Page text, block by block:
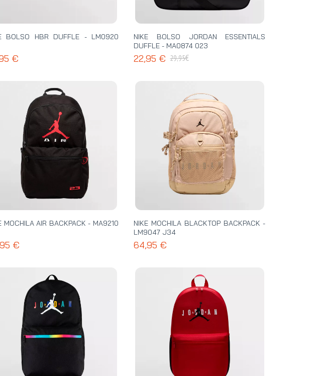
BOLSO HBR DUFFLE - LM0920
€
NIKE BOLSO JORDAN ESSENTIALS
DUFFLE - MA0874 023
22,95 € 29,95€
MOCHILA AIR BACKPACK - MA9210
€
NIKE MOCHILA BLACKTOP BACKPACK -
LM9047 J34
64,95 €